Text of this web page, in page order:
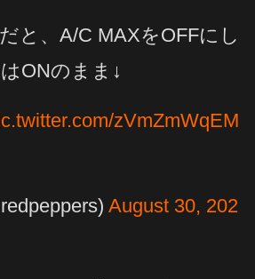
と、A/C MAXをOFFにし
ONのまま↓
zVmZmWqEM
August 30, 202